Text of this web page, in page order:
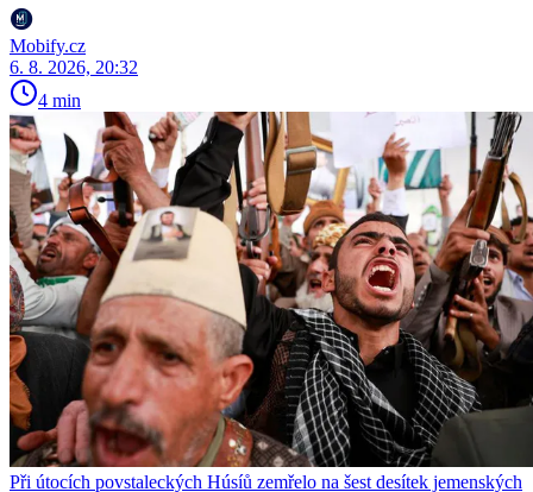
Mobify.cz
6. 8. 2026, 20:32
4 min
Při útocích povstaleckých Húsíů zemřelo na šest desítek jemenských